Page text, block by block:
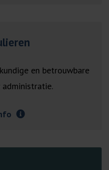
en betrouwbare
administratie.